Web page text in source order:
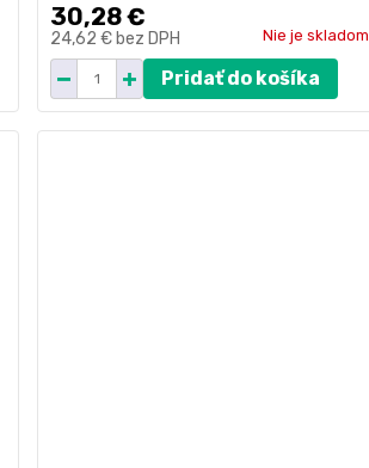
30,28 €
24,62 € bez DPH Nie je skladom
Pridať do košíka